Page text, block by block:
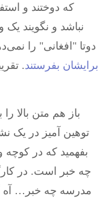
که دوختند و
نباشد و نگویند
دوتا "افغانی" را
برایشان بفرستند.
باز هم متن بالا
توهین آمیز در یک
بفهمید که در کوچه
چه خبر است. در
مدرسه چه خبر… آه